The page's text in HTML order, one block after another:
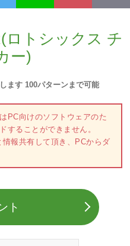
ロトシックス チ
ー)
ます 100パターンまで可能
PC向けのソフトウェアのた
することができません。
報共有して頂き、PCからダ
ト